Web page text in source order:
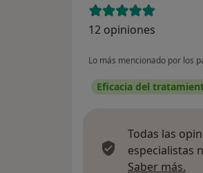
12 opiniones
Lo más mencionado por los
Eficacia del
Todas las
especialistas
Saber más.